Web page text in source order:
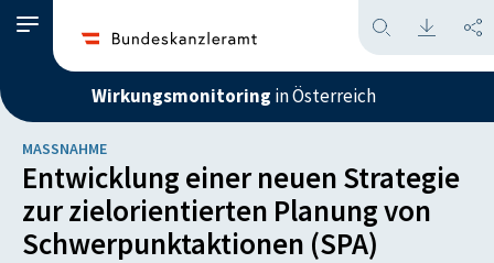
Wirkungsmonitoring in Österreich
MASSNAHME
Entwicklung einer neuen Strategie
zur zielorientierten Planung von
Schwerpunktaktionen (SPA)